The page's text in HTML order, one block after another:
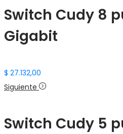
Switch Cudy 8
Gigabit
$ 27.132,00
Siguiente
Switch Cudy 5